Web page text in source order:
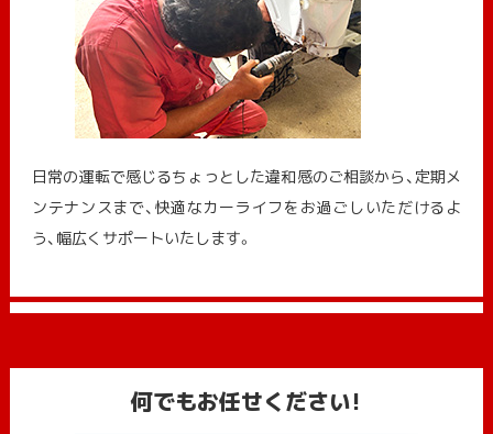
日常の運転で感じるちょっとした違和感のご相談から、定期メ
ンテナンスまで、快適なカーライフをお過ごしいただけるよ
う、幅広くサポートいたします。
何でもお任せください!